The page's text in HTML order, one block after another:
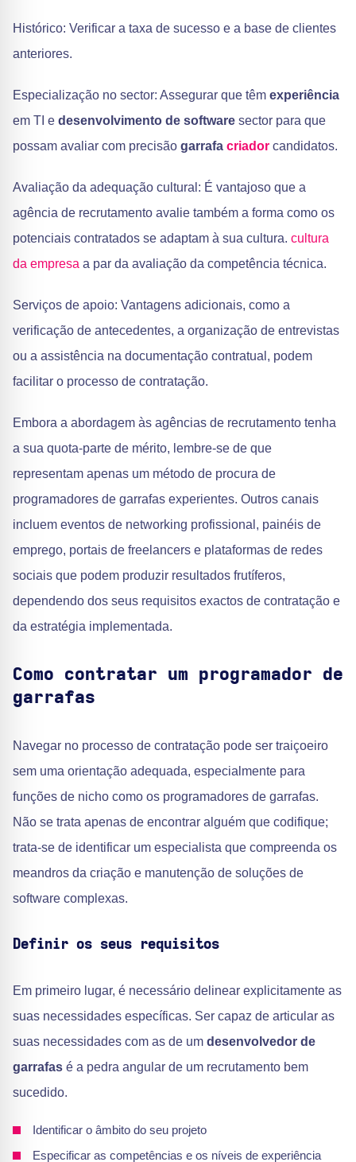
Histórico: Verificar a taxa de sucesso e a base de clientes
anteriores.
Especialização no sector: Assegurar que têm experiência
em TI e desenvolvimento de software sector para que
possam avaliar com precisão garrafa criador candidatos.
Avaliação da adequação cultural: É vantajoso que a
agência de recrutamento avalie também a forma como os
potenciais contratados se adaptam à sua cultura. cultura
da empresa a par da avaliação da competência técnica.
Serviços de apoio: Vantagens adicionais, como a
verificação de antecedentes, a organização de entrevistas
ou a assistência na documentação contratual, podem
facilitar o processo de contratação.
Embora a abordagem às agências de recrutamento tenha
a sua quota-parte de mérito, lembre-se de que
representam apenas um método de procura de
programadores de garrafas experientes. Outros canais
incluem eventos de networking profissional, painéis de
emprego, portais de freelancers e plataformas de redes
sociais que podem produzir resultados frutíferos,
dependendo dos seus requisitos exactos de contratação e
da estratégia implementada.
Como contratar um programador de
garrafas
Navegar no processo de contratação pode ser traiçoeiro
sem uma orientação adequada, especialmente para
funções de nicho como os programadores de garrafas.
Não se trata apenas de encontrar alguém que codifique;
trata-se de identificar um especialista que compreenda os
meandros da criação e manutenção de soluções de
software complexas.
Definir os seus requisitos
Em primeiro lugar, é necessário delinear explicitamente as
suas necessidades específicas. Ser capaz de articular as
suas necessidades com as de um desenvolvedor de
garrafas é a pedra angular de um recrutamento bem
sucedido.
Identificar o âmbito do seu projeto
Especificar as competências e os níveis de experiência